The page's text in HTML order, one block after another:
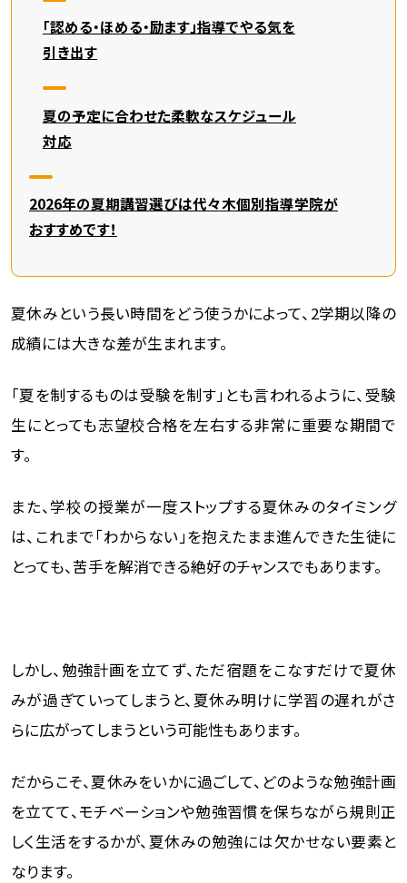
「認める・ほめる・励ます」指導でやる気を
引き出す
夏の予定に合わせた柔軟なスケジュール
対応
2026年の夏期講習選びは代々木個別指導学院が
おすすめです！
夏休みという長い時間をどう使うかによって、2学期以降の
成績には大きな差が生まれます。
「夏を制するものは受験を制す」とも言われるように、受験
生にとっても志望校合格を左右する非常に重要な期間で
す。
また、学校の授業が一度ストップする夏休みのタイミング
は、これまで「わからない」を抱えたまま進んできた生徒に
とっても、苦手を解消できる絶好のチャンスでもあります。
しかし、勉強計画を立てず、ただ宿題をこなすだけで夏休
みが過ぎていってしまうと、夏休み明けに学習の遅れがさ
らに広がってしまうという可能性もあります。
だからこそ、夏休みをいかに過ごして、どのような勉強計画
を立てて、モチベーションや勉強習慣を保ちながら規則正
しく生活をするかが、夏休みの勉強には欠かせない要素と
なります。